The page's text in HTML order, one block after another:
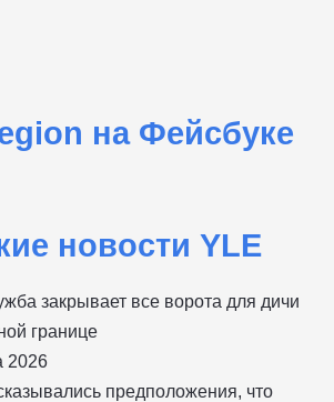
на Фейсбуке
новости YLE
закрывает все ворота для дичи
границе
2026
предположения, что